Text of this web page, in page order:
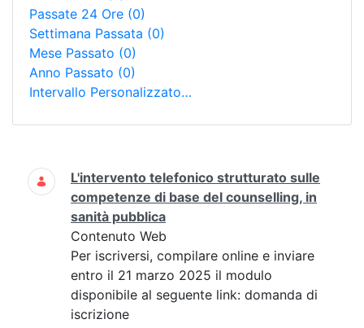
Passate 24 Ore (0)
Settimana Passata (0)
Mese Passato (0)
Anno Passato (0)
Intervallo Personalizzato…
Ricerca
L'intervento telefonico strutturato sulle
competenze di base del counselling, in
sanità pubblica
Contenuto Web
Per iscriversi, compilare online e inviare
entro il 21 marzo 2025 il modulo
disponibile al seguente link: domanda di
iscrizione